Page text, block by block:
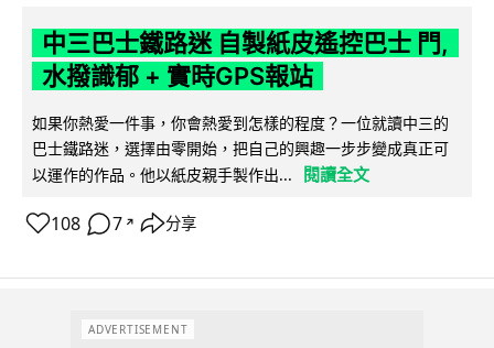
中三巴士鐵路迷 自製紙皮遙控巴士 門,
水撥識郁 + 實時GPS報站
如果你熱愛一件事，你會熱愛到怎樣的程度？一位就讀中三的
巴士鐵路迷，選擇由零開始，把自己的興趣一步步變成真正可
以運作的作品。他以紙皮親手製作出...
閱讀全文
108 7 ↗ 分享
ADVERTISEMENT